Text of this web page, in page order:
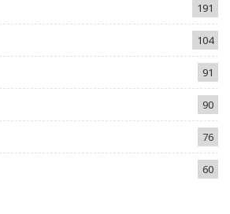
191
104
91
90
76
60